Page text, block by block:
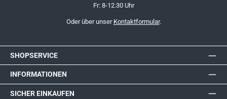
Fr: 8-12.30 Uhr
Oder über unser Kontaktformular.
SHOPSERVICE
INFORMATIONEN
SICHER EINKAUFEN